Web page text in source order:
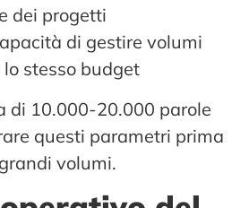
dei progetti
di gestire volumi
stesso budget
di 10.000-20.000 parole
questi parametri prima
volumi.